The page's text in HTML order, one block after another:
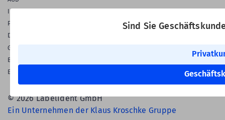
Sind Sie
Impressum
Privatsphäre & Datenschutz
Datenschutz-Einstellungen
Gewährleistung
Barrierefreiheitserklärung
English Language
© 2026 Labelident GmbH
Ein Unternehmen der Klaus Kroschke Gruppe